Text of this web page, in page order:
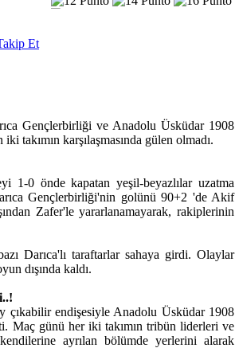
Gençlerbirliği ve Anadolu Üsküdar 1908
takımın karşılaşmasında gülen olmadı.
1-0 önde kapatan yeşil-beyazlılar uzatma
Gençlerbirliği'nin golünü 90+2 'de Akif
Zafer'le yararlanamayarak, rakiplerinin
Darıca'lı taraftarlar sahaya girdi. Olaylar
dışında kaldı.
çıkabilir endişesiyle Anadolu Üsküdar 1908
Maç günü her iki takımın tribün liderleri ve
ayrılan bölümde yerlerini alarak